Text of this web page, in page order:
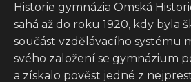
Historie gymnázia Omská
sahá až do roku 1920, kdy byla
součást vzdělávacího systému
svého založení se gymnázium
a získalo pověst jedné z